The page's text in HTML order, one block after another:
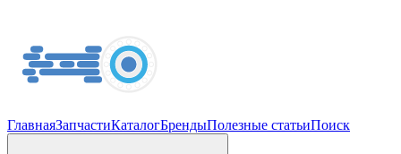
ГлавнаяЗапчастиКаталогБрендыПолезные статьиПоиск